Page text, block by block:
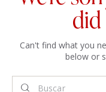
Can't find what you
below or